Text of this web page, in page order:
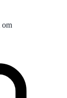
om